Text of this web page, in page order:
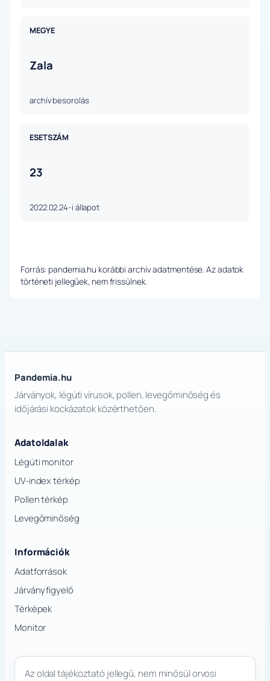
MEGYE
Zala
archív besorolás
ESETSZÁM
23
2022.02.24-i állapot
Forrás: pandemia.hu korábbi archív adatmentése. Az adatok
történeti jellegűek, nem frissülnek.
Pandemia.hu
Járványok, légúti vírusok, pollen, levegőminőség és
időjárási kockázatok közérthetően.
Adatoldalak
Légúti monitor
UV-index térkép
Pollen térkép
Levegőminőség
Információk
Adatforrások
Járványfigyelő
Térképek
Monitor
Az oldal tájékoztató jellegű, nem minősül orvosi